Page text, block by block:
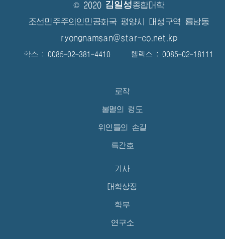
© 2020 김일성종합대학
조선민주주의인민공화국 평양시 대성구역 룡남동
ryongnamsan@star-co.net.kp
확스 : 0085-02-381-4410 텔렉스 : 0085-02-18111
로작
불멸의 령도
위인들의 손길
특간호
기사
대학상징
학부
연구소